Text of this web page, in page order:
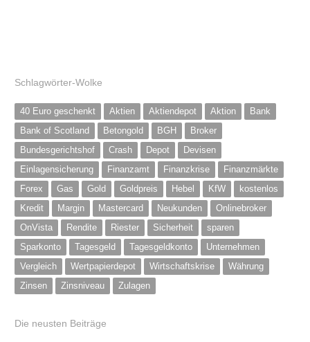
Schlagwörter-Wolke
40 Euro geschenkt Aktien Aktiendepot Aktion
Bank
Bank of Scotland
Betongold BGH
Broker
Bundesgerichtshof
Crash Depot
Devisen
Einlagensicherung
Finanzamt Finanzkrise
Finanzmärkte
Forex
Gas Gold Goldpreis Hebel KfW
kostenlos
Kredit
Margin Mastercard Neukunden
Onlinebroker
OnVista
Rendite Riester Sicherheit
sparen
Sparkonto
Tagesgeld Tagesgeldkonto
Unternehmen
Vergleich
Wertpapierdepot Wirtschaftskrise
Währung
Zinsen
Zinsniveau Zulagen
Die neusten Beiträge